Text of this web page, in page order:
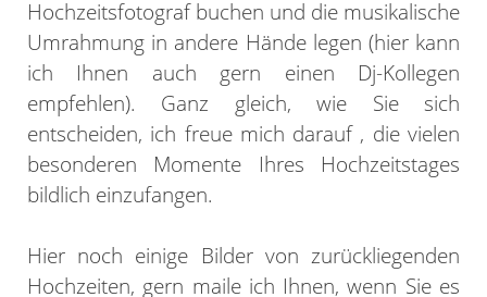
Hochzeitsfotograf buchen und die musikalische
Umrahmung in andere Hände legen (hier kann
ich Ihnen auch gern einen Dj-Kollegen
empfehlen). Ganz gleich, wie Sie sich
entscheiden, ich freue mich darauf , die vielen
besonderen Momente Ihres Hochzeitstages
bildlich einzufangen.
Hier noch einige Bilder von zurückliegenden
Hochzeiten, gern maile ich Ihnen, wenn Sie es